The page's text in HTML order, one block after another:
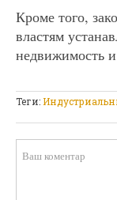
Кроме того,
властям
недвижимость
Теги: